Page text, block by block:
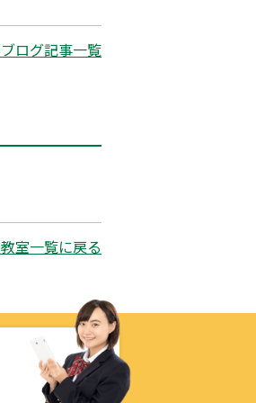
ログ記事一覧
室一覧に戻る